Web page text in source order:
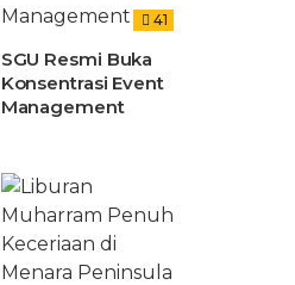
41
SGU Resmi Buka
Konsentrasi Event
Management